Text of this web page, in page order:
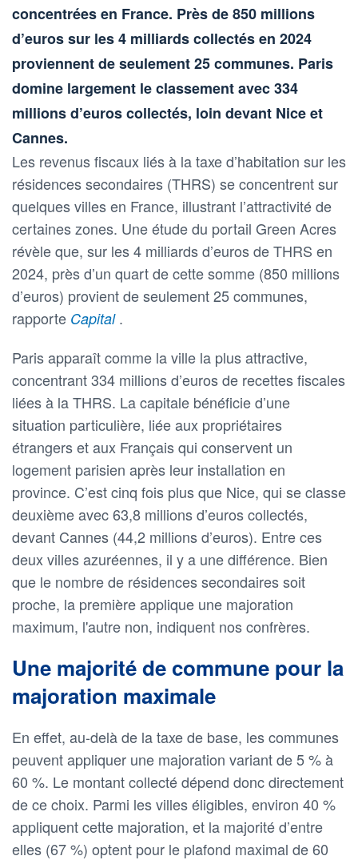
concentrées en France. Près de 850 millions
d’euros sur les 4 milliards collectés en 2024
proviennent de seulement 25 communes. Paris
domine largement le classement avec 334
millions d’euros collectés, loin devant Nice et
Cannes.
Les revenus fiscaux liés à la taxe d’habitation sur les
résidences secondaires (THRS) se concentrent sur
quelques villes en France, illustrant l’attractivité de
certaines zones. Une étude du portail Green Acres
révèle que, sur les 4 milliards d’euros de THRS en
2024, près d’un quart de cette somme (850 millions
d’euros) provient de seulement 25 communes,
rapporte Capital .
Paris apparaît comme la ville la plus attractive,
concentrant 334 millions d’euros de recettes fiscales
liées à la THRS. La capitale bénéficie d’une
situation particulière, liée aux propriétaires
étrangers et aux Français qui conservent un
logement parisien après leur installation en
province. C’est cinq fois plus que Nice, qui se classe
deuxième avec 63,8 millions d’euros collectés,
devant Cannes (44,2 millions d’euros). Entre ces
deux villes azuréennes, il y a une différence. Bien
que le nombre de résidences secondaires soit
proche, la première applique une majoration
maximum, l'autre non, indiquent nos confrères.
Une majorité de commune pour la
majoration maximale
En effet, au-delà de la taxe de base, les communes
peuvent appliquer une majoration variant de 5 % à
60 %. Le montant collecté dépend donc directement
de ce choix. Parmi les villes éligibles, environ 40 %
appliquent cette majoration, et la majorité d’entre
elles (67 %) optent pour le plafond maximal de 60